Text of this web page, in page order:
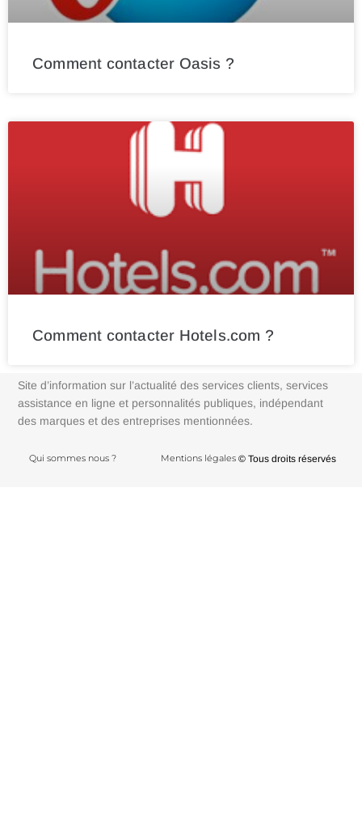
Comment contacter Oasis ?
Comment contacter Hotels.com ?
Site d’information sur l’actualité des services clients, services
assistance en ligne et personnalités publiques, indépendant
des marques et des entreprises mentionnées.
Qui sommes nous ? Mentions légales © Tous droits réservés